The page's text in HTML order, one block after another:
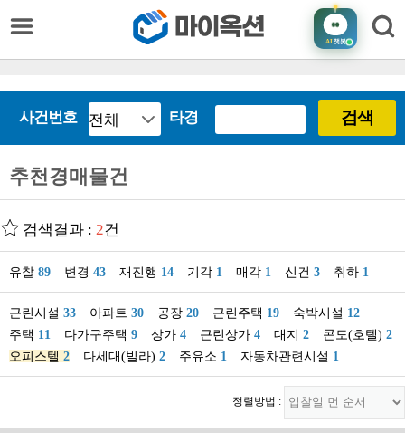
AI챗봇
사건번호 타경 검색
추천경매물건
검색결과 : 2건
유찰 89 변경 43 재진행 14 기각 1 매각 1 신건 3 취하 1
근린시설 33 아파트 30 공장 20 근린주택 19 숙박시설 12
주택 11 다가구주택 9 상가 4 근린상가 4 대지 2 콘도(호텔) 2
오피스텔 2 다세대(빌라) 2 주유소 1 자동차관련시설 1
정렬방법 :